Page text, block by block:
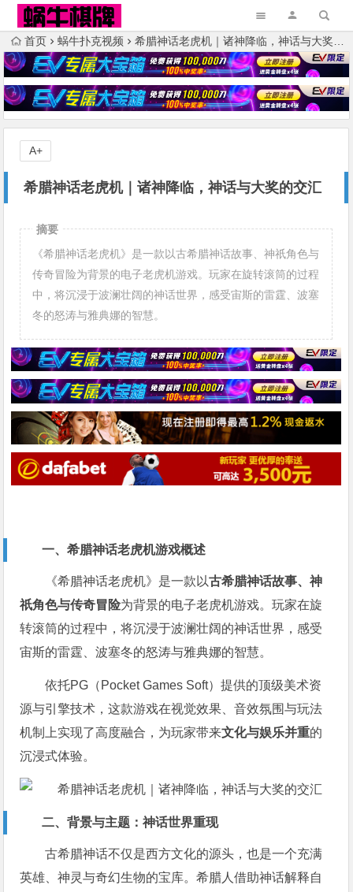
首页 蜗牛扑克视频 希腊神话老虎机｜诸神降临，神话与大奖的交汇
希腊神话老虎机｜诸神降临，神话与大奖的交汇
A+
摘要
《希腊神话老虎机》是一款以古希腊神话故事、神祇角色与
传奇冒险为背景的电子老虎机游戏。玩家在旋转滚筒的过程
中，将沉浸于波澜壮阔的神话世界，感受宙斯的雷霆、波塞
冬的怒涛与雅典娜的智慧。
一、希腊神话老虎机游戏概述
《希腊神话老虎机》是一款以古希腊神话故事、神
祇角色与传奇冒险为背景的电子老虎机游戏。玩家在旋
转滚筒的过程中，将沉浸于波澜壮阔的神话世界，感受
宙斯的雷霆、波塞冬的怒涛与雅典娜的智慧。
依托PG（Pocket Games Soft）提供的顶级美术资
源与引擎技术，这款游戏在视觉效果、音效氛围与玩法
机制上实现了高度融合，为玩家带来文化与娱乐并重的
沉浸式体验。
二、背景与主题：神话世界重现
古希腊神话不仅是西方文化的源头，也是一个充满
英雄、神灵与奇幻生物的宝库。希腊人借助神话解释自